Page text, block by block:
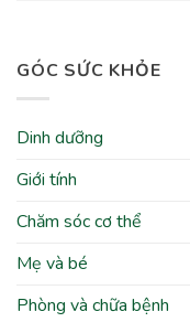
GÓC SỨC KHỎE
Dinh dưỡng
Giới tính
Chăm sóc cơ thể
Mẹ và bé
Phòng và chữa bệnh